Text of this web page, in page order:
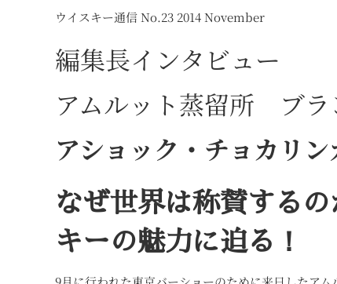
ウイスキー通信 No.23 2014 November
編集長インタビュー
アムルット蒸留所 ブラ
アショック・チョカリン
なぜ世界は称賛する
キーの魅力に迫る！